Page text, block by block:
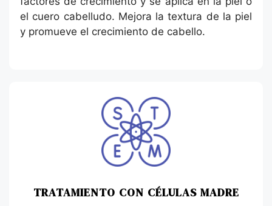
el cuero cabelludo. Mejora la textura de la piel
y promueve el crecimiento de cabello.
TRATAMIENTO CON CÉLULAS MADRE